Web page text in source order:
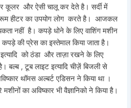
कूलर और ऐसी चालू कर देते है। सर्दी में
हीटर का उपयोग लोग करते है। आजकल
नहीं है। कपड़े धोने के लिए वाशिंग मशीन
की प्रेस का इस्तेमाल किया जाता है।
को ठंडा और ताज़ा रखने के लिए
बल्ब , टूब लाइट इत्यादि चीज़ें बिजली से
थॉमस अल्बर्ट एडिसन ने किया था ।
का अविष्कार भी वैज्ञानिको ने किया है।